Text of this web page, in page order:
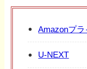
Amazonプ
U-NEXT